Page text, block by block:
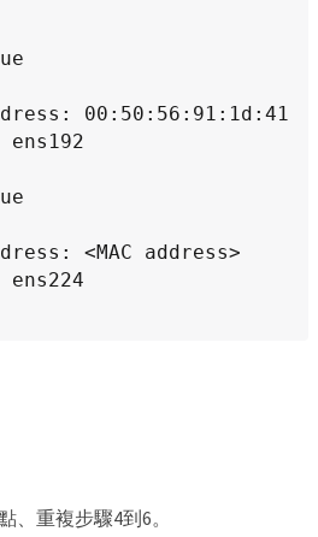
、重複步驟4到6。